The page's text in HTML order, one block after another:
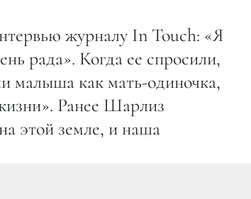
журналу In Touch: «Я
рада». Когда ее спросили,
малыша как мать-одиночка,
Ранее Шарлиз
этой земле, и наша